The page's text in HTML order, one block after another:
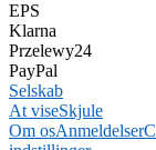
EPS
Klarna
Przelewy24
PayPal
Selskab
At viseSkjule
Om osAnmeldelser